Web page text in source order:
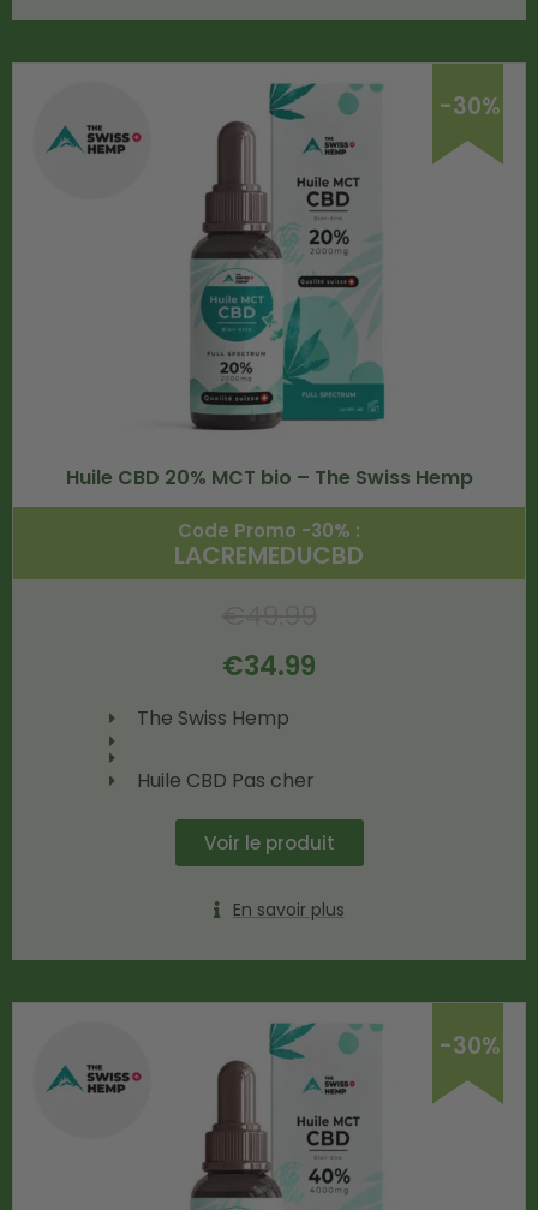
-30%
Huile CBD 20% MCT bio – The Swiss Hemp
Code Promo -30% :
LACREMEDUCBD
€34.99
The Swiss Hemp
Huile CBD Pas cher
Voir le produit
En savoir plus
-30%